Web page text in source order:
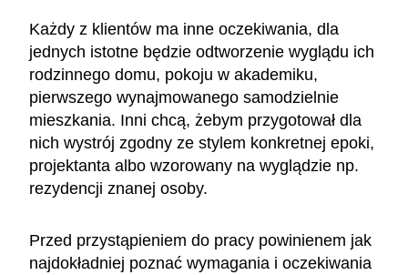
Każdy z klientów ma inne oczekiwania, dla
jednych istotne będzie odtworzenie wyglądu ich
rodzinnego domu, pokoju w akademiku,
pierwszego wynajmowanego samodzielnie
mieszkania. Inni chcą, żebym przygotował dla
nich wystrój zgodny ze stylem konkretnej epoki,
projektanta albo wzorowany na wyglądzie np.
rezydencji znanej osoby.
Przed przystąpieniem do pracy powinienem jak
najdokładniej poznać wymagania i oczekiwania